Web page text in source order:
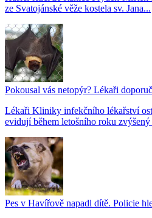
ze Svatojánské věže kostela sv. Jana...
Pokousal vás netopýr? Lékaři
Lékaři Kliniky infekčního lékařství
evidují během letošního roku zvýšený
Pes v Havířově napadl dítě. Policie